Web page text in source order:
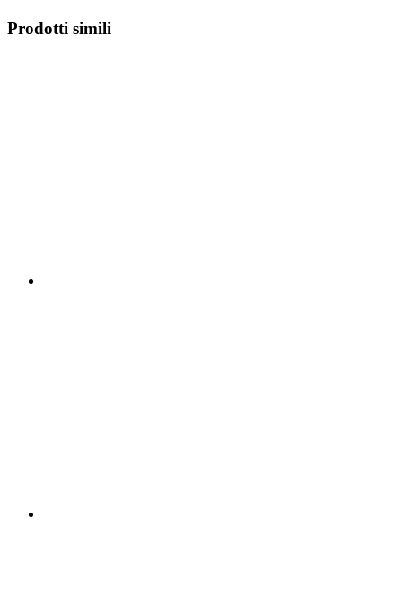
Prodotti simili